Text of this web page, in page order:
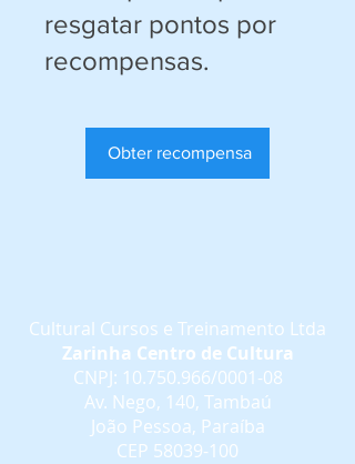
resgatar pontos por
recompensas.
Obter recompensa
Cultural Cursos e Treinamento Ltda
Zarinha Centro de Cultura
CNPJ: 10.750.966/0001-08
Av. Nego, 140, Tambaú
João Pessoa, Paraíba
CEP 58039-100